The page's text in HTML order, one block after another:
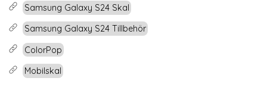
Samsung Galaxy S24 Skal
Samsung Galaxy S24 Tillbehör
ColorPop
Mobilskal